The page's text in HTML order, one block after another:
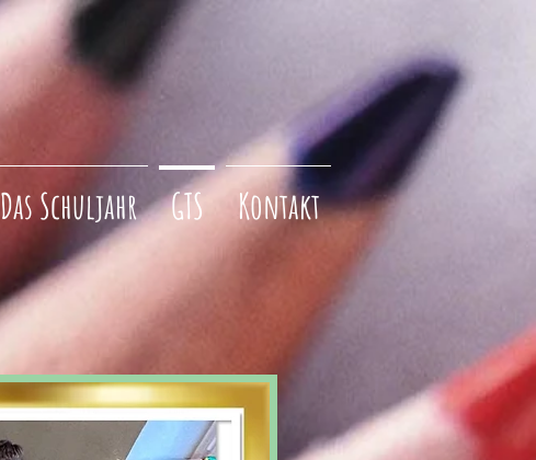
Das Schuljahr GTS Kontakt